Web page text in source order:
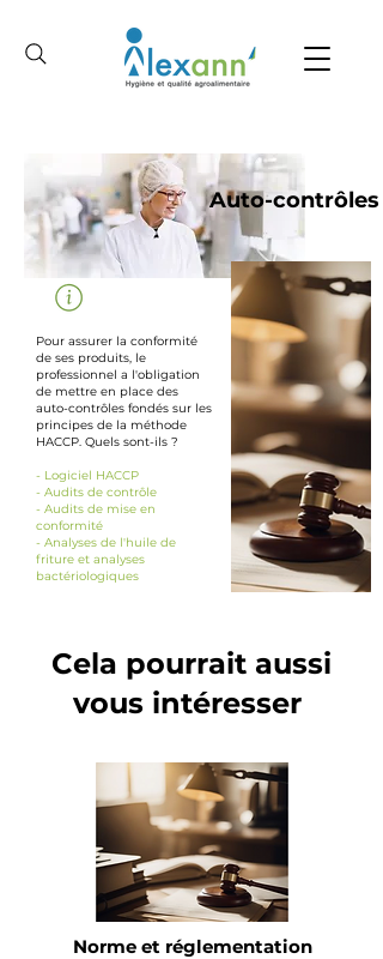
Auto-contrôles
Pour assurer la conformité
de ses produits, le
professionnel a l'obligation
de mettre en place des
auto-contrôles fondés sur les
principes de la méthode
HACCP. Quels sont-ils ?
- Logiciel HACCP
- Audits de contrôle
- Audits de mise en
conformité
​- Analyses de l'huile de
friture et analyses
bactériologiques
Cela pourrait aussi
vous intéresser
Norme et réglementation